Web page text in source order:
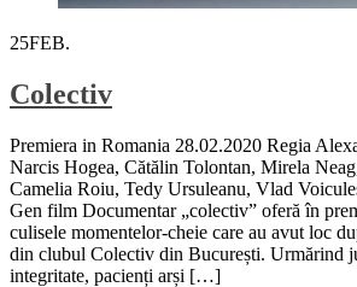
25FEB.
Colectiv
Premiera in Romania 28.02.2020 Regia
Narcis Hogea, Cătălin Tolontan, Mirela
Camelia Roiu, Tedy Ursuleanu, Vlad
Gen film Documentar „colectiv” oferă în
culisele momentelor-cheie care au avut loc
din clubul Colectiv din București. Urmărind
integritate, pacienți arși […]